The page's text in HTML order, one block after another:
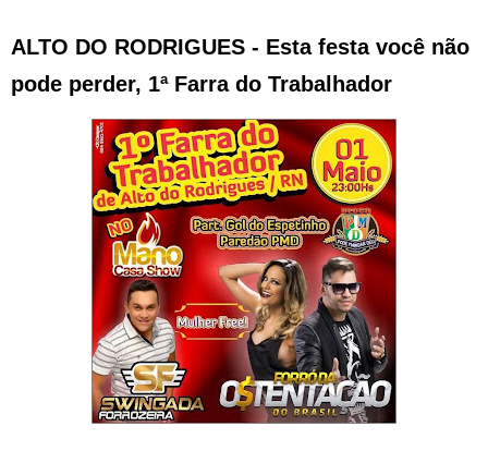
ALTO DO RODRIGUES - Esta festa você não
pode perder, 1ª Farra do Trabalhador